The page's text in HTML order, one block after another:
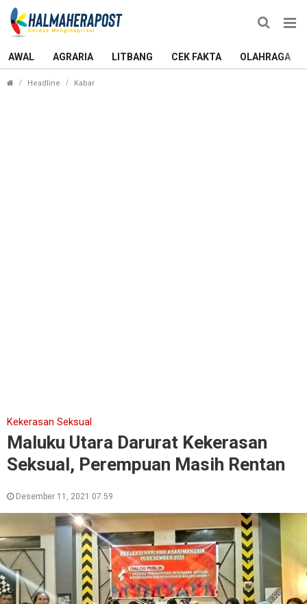
AWAL AGRARIA LITBANG CEK FAKTA OLAHRAGA
Headline Kabar
Kekerasan Seksual
Maluku Utara Darurat Kekerasan
Seksual, Perempuan Masih Rentan
Desember 11, 2021 07:59